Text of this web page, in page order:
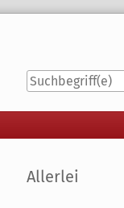
Seitenleiste
Allerlei